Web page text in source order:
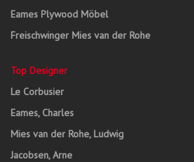
Eames Plywood Möbel
Freischwinger Mies van der Rohe
Top Designer
Le Corbusier
Eames, Charles
Mies van der Rohe, Ludwig
Jacobsen, Arne